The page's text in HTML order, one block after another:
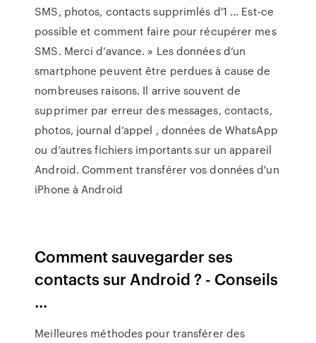
SMS, photos, contacts supprimlés d'1 ... Est-ce
possible et comment faire pour récupérer mes
SMS. Merci d’avance. » Les données d’un
smartphone peuvent être perdues à cause de
nombreuses raisons. Il arrive souvent de
supprimer par erreur des messages, contacts,
photos, journal d’appel , données de WhatsApp
ou d’autres fichiers importants sur un appareil
Android. Comment transférer vos données d'un
iPhone à Android
Comment sauvegarder ses
contacts sur Android ? - Conseils
...
Meilleures méthodes pour transférer des